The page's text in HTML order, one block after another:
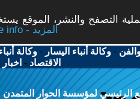
التصفح والنشر، الموقع
More info - المزيد
-وكالة أنباء اليسار -وكالة
الاقتصاد -
الرئيسي لمؤسسة الحوار المتمدن